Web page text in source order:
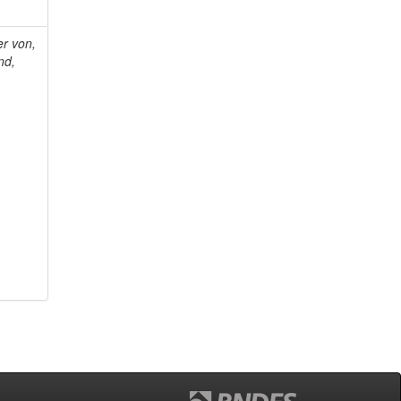
von,